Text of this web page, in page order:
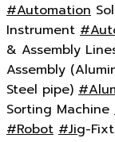
#Automation
Instrument
& Assembly
Assembly
Steel pipe)
Sorting Machine
#Robot #Jig-